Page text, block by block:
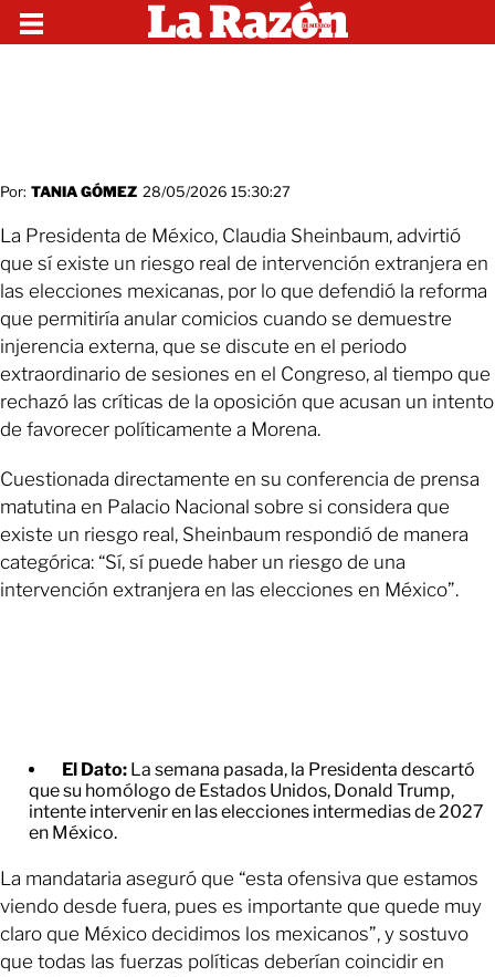
Por: TANIA GÓMEZ 28/05/2026 15:30:27
La Presidenta de México, Claudia Sheinbaum, advirtió
que sí existe un riesgo real de intervención extranjera en
las elecciones mexicanas, por lo que defendió la reforma
que permitiría anular comicios cuando se demuestre
injerencia externa, que se discute en el periodo
extraordinario de sesiones en el Congreso, al tiempo que
rechazó las críticas de la oposición que acusan un intento
de favorecer políticamente a Morena.
Cuestionada directamente en su conferencia de prensa
matutina en Palacio Nacional sobre si considera que
existe un riesgo real, Sheinbaum respondió de manera
categórica: “Sí, sí puede haber un riesgo de una
intervención extranjera en las elecciones en México”.
El Dato: La semana pasada, la Presidenta descartó
que su homólogo de Estados Unidos, Donald Trump,
intente intervenir en las elecciones intermedias de 2027
en México.
La mandataria aseguró que “esta ofensiva que estamos
viendo desde fuera, pues es importante que quede muy
claro que México decidimos los mexicanos”, y sostuvo
que todas las fuerzas políticas deberían coincidir en